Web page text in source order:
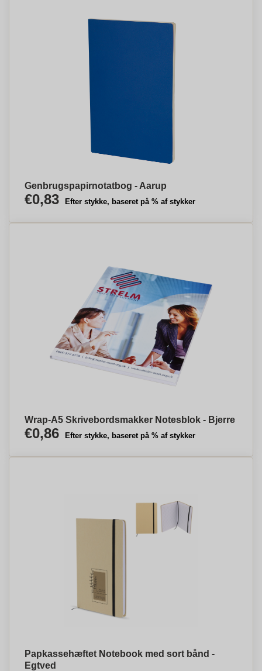
Genbrugspapirnotatbog - Aarup
€0,83 Efter stykke, baseret på % af stykker
Wrap-A5 Skrivebordsmakker Notesblok - Bjerre
€0,86 Efter stykke, baseret på % af stykker
Papkassehæftet Notebook med sort bånd -
Egtved